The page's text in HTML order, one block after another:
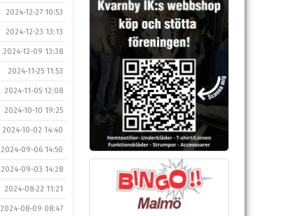
2024-12-27 10:53
2024-12-23 13:13
2024-12-09 13:38
2024-11-25 11:53
2024-11-05 12:08
2024-10-10 19:25
2024-10-02 14:40
2024-09-06 14:50
2024-09-03 14:28
2024-08-22 11:21
2024-08-09 08:47